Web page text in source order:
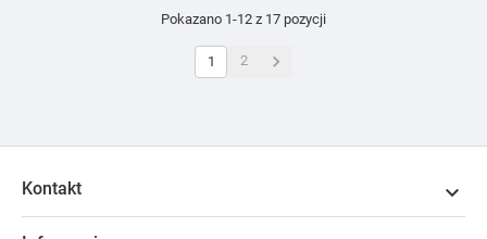
Pokazano 1-12 z 17 pozycji
1 2 
Kontakt 